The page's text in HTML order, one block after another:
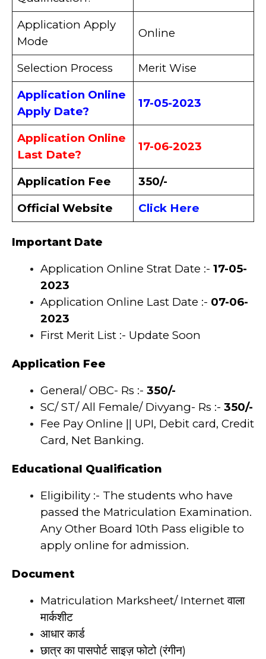
Application Apply
Mode
Online
Selection Process
Merit Wise
Application Online
Apply Date?
17-05-2023
Application Online
Last Date?
17-06-2023
Application Fee
350/-
Official Website
Click Here
Important Date
Application Online Strat Date :- 17-05-
2023
Application Online Last Date :- 07-06-
2023
First Merit List :- Update Soon
Application Fee
General/ OBC- Rs :- 350/-
SC/ ST/ All Female/ Divyang- Rs :- 350/-
Fee Pay Online || UPI, Debit card, Credit
Card, Net Banking.
Educational Qualification
Eligibility :- The students who have
passed the Matriculation Examination.
Any Other Board 10th Pass eligible to
apply online for admission.
Document
Matriculation Marksheet/ Internet वाला
मार्कशीट
आधार कार्ड
छात्र का पासपोर्ट साइज़ फोटो (रंगीन)